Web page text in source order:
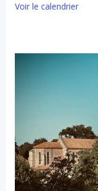
Voir le calendrier